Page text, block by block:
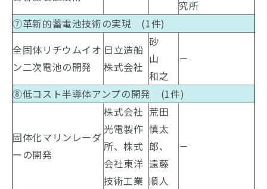
究所
⑦革新的蓄電池技術の実現 (1件)
全固体リチウムイオ
ン二次電池の開発
日立造船
株式会社
砂
山
和之
－
⑧低コスト半導体アンプの開発 (1件)
固体化マリンレーダ
ーの開発
株式会社
光電製作
所、株式
会社東洋
技術工業
荒田
慎太
郎、
遠藤
順人
－